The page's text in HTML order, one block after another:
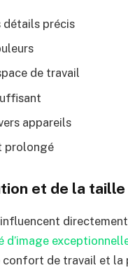
détails précis
de travail
appareils
prolongé
et de la taille
d’image
confort de travail et